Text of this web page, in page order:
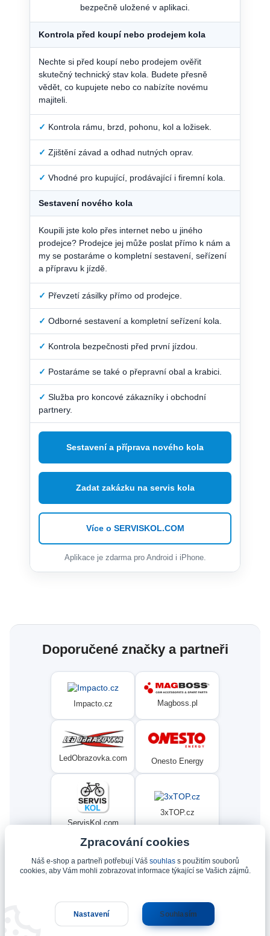
bezpečně uložené v aplikaci.
Kontrola před koupí nebo prodejem kola
Nechte si před koupí nebo prodejem ověřit
skutečný technický stav kola. Budete přesně
vědět, co kupujete nebo co nabízíte novému
majiteli.
✓ Kontrola rámu, brzd, pohonu, kol a ložisek.
✓ Zjištění závad a odhad nutných oprav.
✓ Vhodné pro kupující, prodávající i firemní kola.
Sestavení nového kola
Koupili jste kolo přes internet nebo u jiného
prodejce? Prodejce jej může poslat přímo k nám a
my se postaráme o kompletní sestavení, seřízení
a přípravu k jízdě.
✓ Převzetí zásilky přímo od prodejce.
✓ Odborné sestavení a kompletní seřízení kola.
✓ Kontrola bezpečnosti před první jízdou.
✓ Postaráme se také o přepravní obal a krabici.
✓ Služba pro koncové zákazníky i obchodní
partnery.
Sestavení a příprava nového kola
Zadat zakázku na servis kola
Více o SERVISKOL.COM
Aplikace je zdarma pro Android i iPhone.
Doporučené značky a partneři
Impacto.cz Magboss.pl
LedObrazovka.com Onesto Energy
ServisKol.com
3xTOP.cz
Condat Ninex.cz
Zpracování cookies
Náš e-shop a partneři potřebují Váš souhlass použitím souborů
cookies, aby Vám mohli zobrazovat informace týkající se Vašich zájmů.
Nastavení Souhlasím